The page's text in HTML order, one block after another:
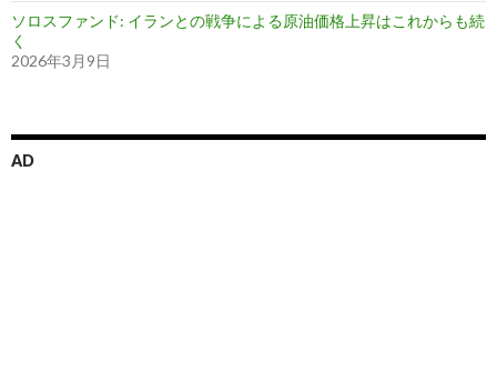
ソロスファンド: イランとの戦争による原油価格上昇はこれからも続
く
2026年3月9日
AD